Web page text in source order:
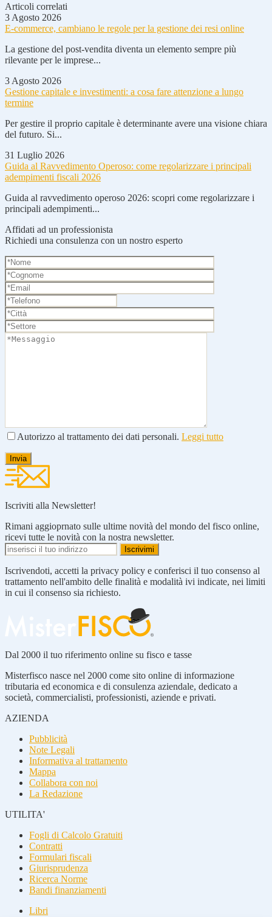
Articoli correlati
3 Agosto 2026
E-commerce, cambiano le regole per la gestione dei resi online
La gestione del post-vendita diventa un elemento sempre più
rilevante per le imprese...
3 Agosto 2026
Gestione capitale e investimenti: a cosa fare attenzione a lungo
termine
Per gestire il proprio capitale è determinante avere una visione chiara
del futuro. Si...
31 Luglio 2026
Guida al Ravvedimento Operoso: come regolarizzare i principali
adempimenti fiscali 2026
Guida al ravvedimento operoso 2026: scopri come regolarizzare i
principali adempimenti...
Affidati ad un professionista
Richiedi una consulenza con un nostro esperto
Autorizzo al trattamento dei dati personali. Leggi tutto
Iscriviti alla Newsletter!
Rimani aggioprnato sulle ultime novità del mondo del fisco online,
ricevi tutte le novità con la nostra newsletter.
Iscrivendoti, accetti la privacy policy e conferisci il tuo consenso al
trattamento nell'ambito delle finalità e modalità ivi indicate, nei limiti
in cui il consenso sia richiesto.
Dal 2000 il tuo riferimento online su fisco e tasse
Misterfisco nasce nel 2000 come sito online di informazione
tributaria ed economica e di consulenza aziendale, dedicato a
società, commercialisti, professionisti, aziende e privati.
AZIENDA
Pubblicità
Note Legali
Informativa al trattamento
Mappa
Collabora con noi
La Redazione
UTILITA'
Fogli di Calcolo Gratuiti
Contratti
Formulari fiscali
Giurisprudenza
Ricerca Norme
Bandi finanziamenti
Libri